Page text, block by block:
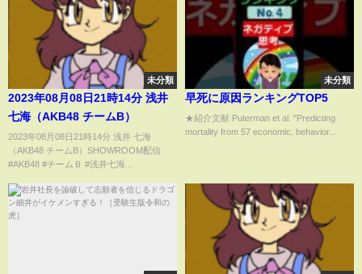
未分類
2023年08月08日21時14分 浅井
七海（AKB48 チームB）
2023年08月08日21時14分 浅井 七海
（AKB48 チームB）SHOWROOM配信
#AKB48 #チームＢ #浅井七海...
未分類
早死に原因ランキングTOP5
★紹介文献 Puterman et al. "Predicting
mortality from 57 economic, behavior...